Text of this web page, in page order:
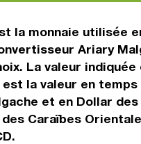
la monnaie utilisée
Ariary
La valeur
la valeur en
et en Dollar
Caraïbes